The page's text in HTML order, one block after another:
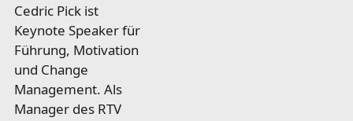
Cedric Pick ist
Keynote Speaker für
Führung, Motivation
und Change
Management. Als
Manager des RTV